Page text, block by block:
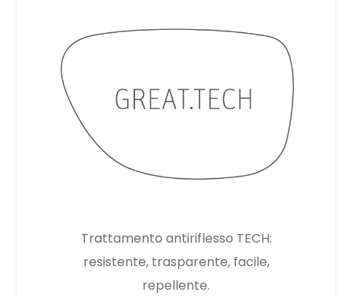
Trattamento antiriflesso TECH:
resistente, trasparente, facile,
repellente.